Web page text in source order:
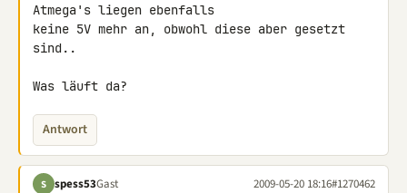
Atmega's liegen ebenfalls
keine 5V mehr an, obwohl diese aber gesetzt
sind..
Was läuft da?
Antwort
S spess53Gast 2009-05-20 18:16#1270462